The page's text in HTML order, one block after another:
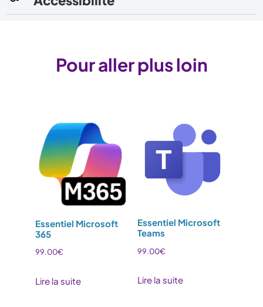
Pour aller plus loin
Essentiel Microsoft
365
99.00€
Lire la suite
Essentiel Microsoft
Teams
99.00€
Lire la suite